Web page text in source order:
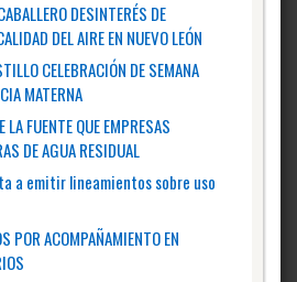
DESINTERÉS DE
DEL AIRE EN NUEVO LEÓN
CELEBRACIÓN DE SEMANA
MATERNA
LA FUENTE QUE EMPRESAS
DE AGUA RESIDUAL
a emitir lineamientos sobre uso
POR ACOMPAÑAMIENTO EN